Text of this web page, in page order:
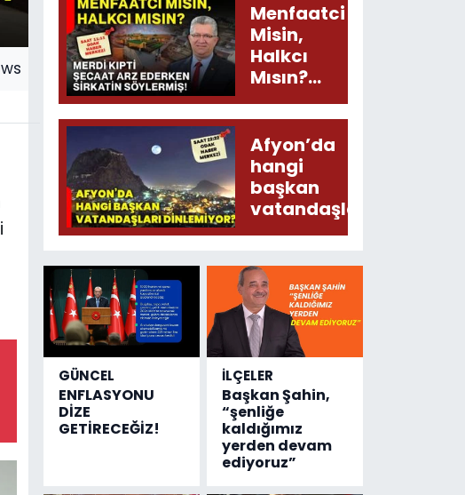
Menfaatci
Misin,
Halkcı
Mısın?
Merdi
Kıpti
Şecaat
Arz
Ederken
Sirkatin
Söylermiş!
Afyon’da
hangi
başkan
vatandaşları
dinlemiyor?
GÜNCEL
ENFLASYONU
DİZE
GETİRECEĞİZ!
İLÇELER
Başkan Şahin,
“şenliğe
kaldığımız
yerden devam
ediyoruz”